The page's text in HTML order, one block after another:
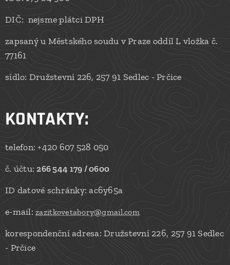
DIČ: nejsme plátci DPH
zapsaný u Městského soudu v Praze oddíl L vložka č.
77161
sídlo: Družstevní 226, 257 91 Sedlec - Prčice
KONTAKTY:
telefon: +420 607 528 050
č. účtu:266 544 179 / 0600
ID datové schránky: ac6y65a
e-mail:zazitkovetabory@gmail.com
korespondenční adresa: Družstevní 226, 257 91 Sedlec
- Prčice